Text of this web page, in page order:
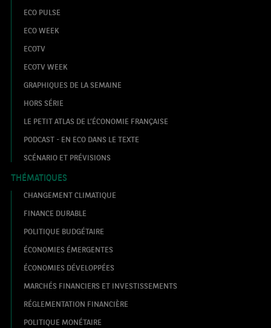
ECO PULSE
ECO WEEK
ECOTV
ECOTV WEEK
GRAPHIQUES DE LA SEMAINE
HORS SÉRIE
LE PETIT ATLAS DE L’ÉCONOMIE FRANÇAISE
PODCAST - EN ECO DANS LE TEXTE
SCÉNARIO ET PRÉVISIONS
THÉMATIQUES
CHANGEMENT CLIMATIQUE
FINANCE DURABLE
POLITIQUE BUDGÉTAIRE
ÉCONOMIES ÉMERGENTES
ÉCONOMIES DÉVELOPPÉES
MARCHÉS FINANCIERS ET INVESTISSEMENTS
RÉGLEMENTATION FINANCIÈRE
POLITIQUE MONÉTAIRE